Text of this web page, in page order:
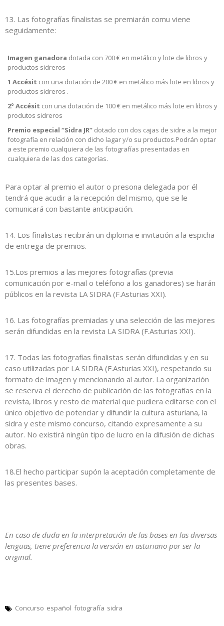
13. Las fotografías finalistas se premiarán comu viene
seguidamente:
Imagen ganadora dotada con 700 € en metálico y lote de libros y
productos sidreros
1 Accésit con una dotación de 200 € en metálico más lote en libros y
productos sidreros .
2º Accésit con una dotación de 100 € en metálico más lote en libros y
produtos sidreros
Premio especial “Sidra JR” dotado con dos cajas de sidre a la mejor
fotografía en relación con dicho lagar y/o su productos.Podrán optar
a este premio cualquiera de las fotografías presentadas en
cualquiera de las dos categorías.
Para optar al premio el autor o presona delegada por él
tendrá que acudir a la recepción del mismo, que se le
comunicará con bastante anticipación.
14. Los finalistas recibirán un diploma e invitación a la espicha
de entrega de premios.
15.Los premios a las mejores fotografías (previa
comunicación por e-mail o teléfono a los ganadores) se harán
públicos en la revista LA SIDRA (F.Asturias XXI).
16. Las fotografías premiadas y una selección de las mejores
serán difundidas en la revista LA SIDRA (F.Asturias XXI).
17. Todas las fotografías finalistas serán difundidas y en su
caso utilizadas por LA SIDRA (F.Asturias XXI), respetando su
formato de imagen y mencionando al autor. La organización
se reserva el derecho de publicación de las fotografías en la
revista, libros y resto de material que pudiera editarse con el
único objetivo de potenciar y difundir la cultura asturiana, la
sidra y este mismo concurso, citando expresamente a su
autor. No existirá ningún tipo de lucro en la difusión de dichas
obras.
18.El hecho participar supón la aceptación completamente de
las presentes bases.
En caso de duda en la interpretación de las bases en las diversas
lenguas, tiene preferencia la versión en asturiano por ser la
original.
Concurso español fotografía sidra